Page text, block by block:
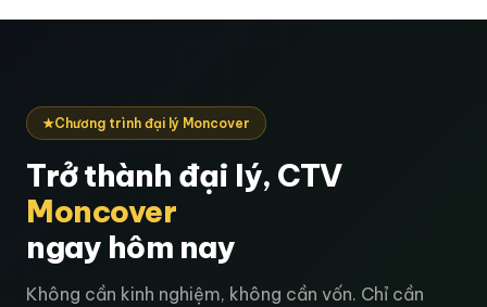
★Chương trình đại lý Moncover
Trở thành đại lý, CTV
Moncover
ngay hôm nay
Không cần kinh nghiệm, không cần vốn. Chỉ cần